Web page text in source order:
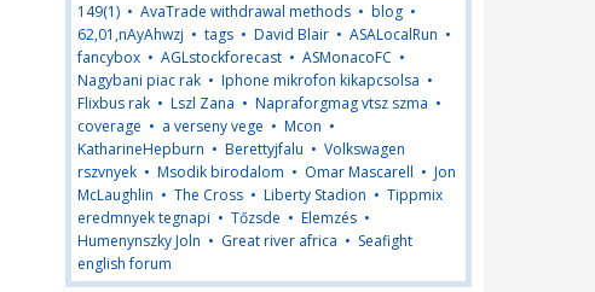
149(1) • AvaTrade withdrawal methods • blog •
62,01,nAyAhwzj • tags • David Blair • ASALocalRun •
fancybox • AGLstockforecast • ASMonacoFC •
Nagybani piac rak • Iphone mikrofon kikapcsolsa •
Flixbus rak • Lszl Zana • Napraforgmag vtsz szma •
coverage • a verseny vege • Mcon •
KatharineHepburn • Berettyjfalu • Volkswagen
rszvnyek • Msodik birodalom • Omar Mascarell • Jon
McLaughlin • The Cross • Liberty Stadion • Tippmix
eredmnyek tegnapi • Tőzsde • Elemzés •
Humenynszky Joln • Great river africa • Seafight
english forum